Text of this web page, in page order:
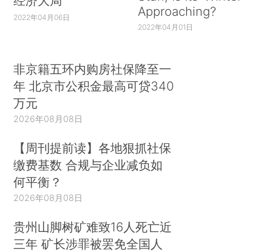
2022年04月06日
Approaching?
2022年04月01日
非京籍五环内购房社保降至一
年 北京市公积金最高可贷340
万元
2026年08月08日
【周刊提前读】各地狠抓社保
缴费基数 合规与企业减负如
何平衡？
2026年08月08日
贵州山脚树矿难致16人死亡近
三年 矿长涉罪被罢免全国人